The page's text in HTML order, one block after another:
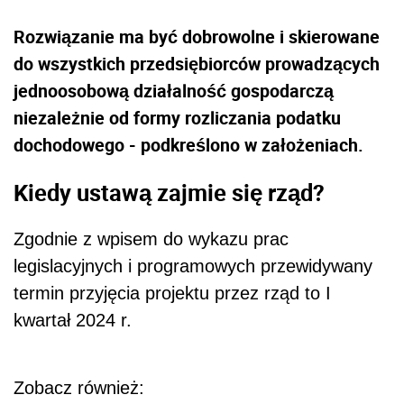
Rozwiązanie ma być dobrowolne i skierowane
do wszystkich przedsiębiorców prowadzących
jednoosobową działalność gospodarczą
niezależnie od formy rozliczania podatku
dochodowego - podkreślono w założeniach.
Kiedy ustawą zajmie się rząd?
Zgodnie z wpisem do wykazu prac
legislacyjnych i programowych przewidywany
termin przyjęcia projektu przez rząd to I
kwartał 2024 r.
Zobacz również: